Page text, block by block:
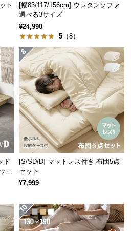
ト
[幅83/117/156cm] ウレタンソファ
選べる3サイズ
¥24,990
5 （8）
ド
ド
[S/SD/D] マットレス付き 布団5点
セット
¥7,999